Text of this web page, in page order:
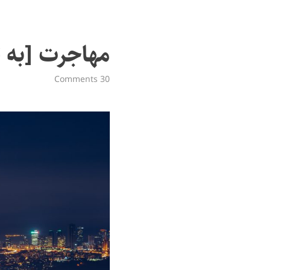
مهاجرت
30 Comments